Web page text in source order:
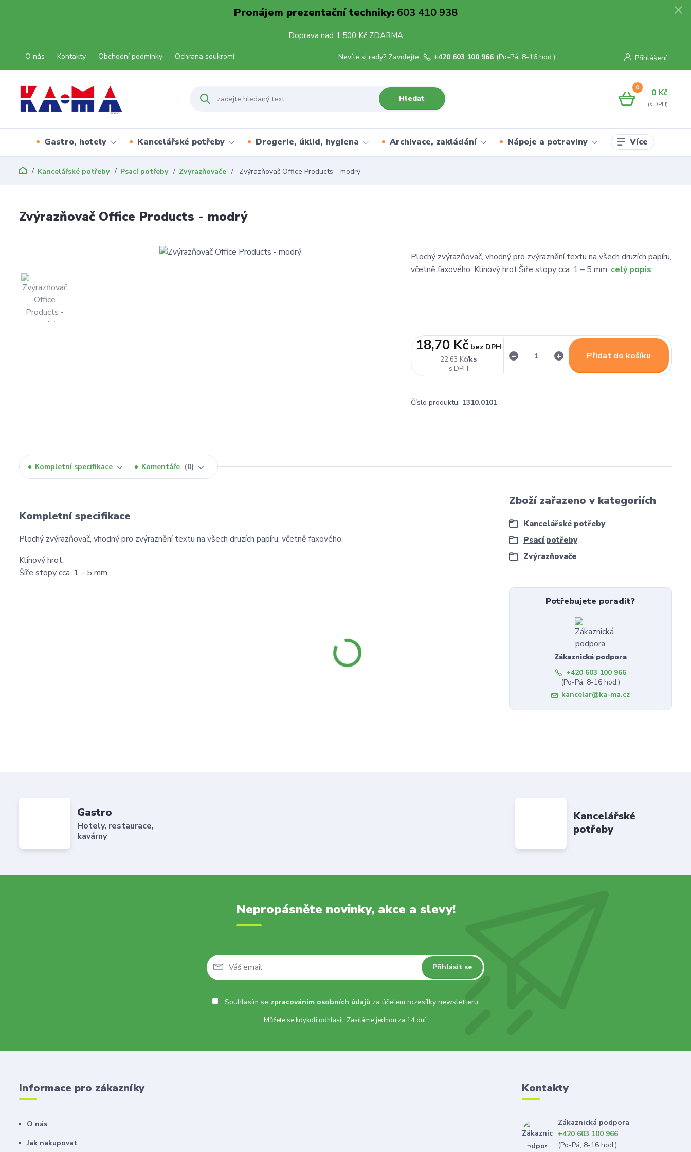
Pronájem prezentační techniky:603 410 938
Doprava nad 1 500 Kč ZDARMA
O nás Kontakty Obchodní podmínky Ochrana soukromí Přihlášení
Hledat
Nevíte si rady? Zavolejte. +420 603 100 966 (Po-Pá, 8-16 hod.)
0 0 Kč
Gastro, hotely Kancelářské potřeby Drogerie, úklid, hygiena Archivace, zakládání Nápoje a potraviny Více
Kancelářské potřeby Psací potřeby Zvýrazňovače Zvýrazňovač Office Products - modrý
Zvýrazňovač Office Products - modrý
Plochý zvýrazňovač, vhodný pro zvýraznění textu na všech druzích papíru,
včetně faxového. Klínový hrot.Šíře stopy cca. 1 – 5 mm. celý popis
22,63 Kč/ks
18,70 Kč bez DPH
Přidat do košíku
Číslo produktu: 1310.0101
Kompletní specifikace Komentáře 0
Kompletní specifikace
Plochý zvýrazňovač, vhodný pro zvýraznění textu na všech druzích papíru, včetně faxového.
Klínový hrot.
Šíře stopy cca. 1 – 5 mm.
Zboží zařazeno v kategoriích
Kancelářské potřeby
Psací potřeby
Zvýrazňovače
Potřebujete poradit?
Zákaznická podpora
+420 603 100 966
(Po-Pá, 8-16 hod.)
kancelar@ka-ma.cz
Gastro
Hotely, restaurace,
kavárny
Kancelářské
potřeby
Nepropásněte novinky, akce a slevy!
Přihlásit se
Souhlasím se zpracováním osobních údajůza účelem rozesílky newsletteru.
Můžete se kdykoli odhlásit. Zasíláme jednou za 14 dní.
Informace pro zákazníky
O nás
Jak nakupovat
Kontakty
Zákaznická podpora
+420 603 100 966
(Po-Pá, 8-16 hod.)